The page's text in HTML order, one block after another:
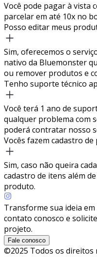
Você pode pagar à vista
parcelar em até 10x no
Posso editar meus
Sim, oferecemos o
nativo da Bluemonster
ou remover produtos e
Tenho suporte técnico
Você terá 1 ano de
qualquer problema com
poderá contratar nosso
Vocês fazem cadastro
Sim, caso não queira
cadastro de itens além
produto.
Transforme sua ideia
contato conosco e
projeto.
Fale conosco
©2025 Todos os direitos